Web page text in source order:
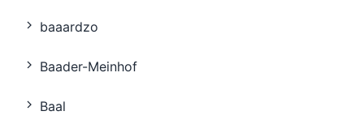
baaardzo
Baader-Meinhof
Baal